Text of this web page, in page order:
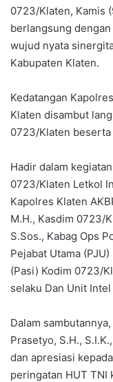
0723/Klaten, Kamis
berlangsung
wujud nyata
Kabupaten Klaten.
Kedatangan
Klaten disambut
0723/Klaten beserta
Hadir dalam
0723/Klaten Letkol
Kapolres Klaten
M.H., Kasdim 0723/
S.Sos., Kabag Ops
Pejabat Utama
(Pasi) Kodim 0723/
selaku Dan Unit
Dalam
Prasetyo, S.H.,
dan apresiasi
peringatan HUT TNI